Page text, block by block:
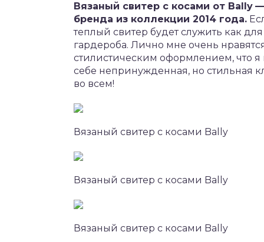
Вязаный свитер с косами от Bally —
бренда из коллекции 2014 года.
теплый свитер будет служить как
гардероба. Лично мне очень
стилистическим оформлением, что
себе непринужденная, но стильная
во всем!
Вязаный свитер с косами Bally
Вязаный свитер с косами Bally
Вязаный свитер с косами Bally